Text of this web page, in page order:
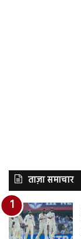
ताज़ा समाचार